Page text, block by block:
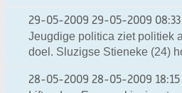
29-05-2009 29-05-2009 08:33
Jeugdige politica ziet politiek
doel. Sluzigse Stieneke (24)
28-05-2009 28-05-2009 18:15